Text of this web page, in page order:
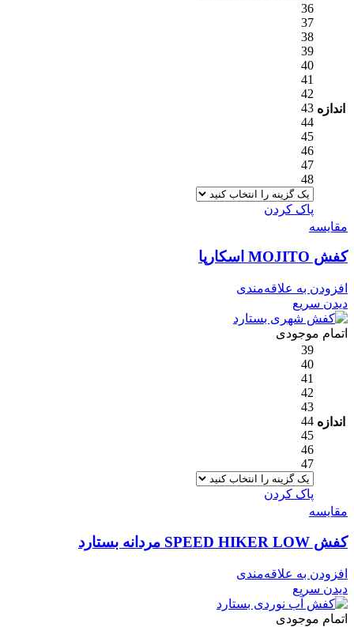
اندازه
36
37
38
39
40
41
42
43
44
45
46
47
48
پاک کردن
مقایسه
کفش MOJITO اسکارپا
افزودن به علاقه‌مندی
دیدن سریع
اتمام موجودی
اندازه
39
40
41
42
43
44
45
46
47
پاک کردن
مقایسه
کفش SPEED HIKER LOW مردانه بستارد
افزودن به علاقه‌مندی
دیدن سریع
اتمام موجودی